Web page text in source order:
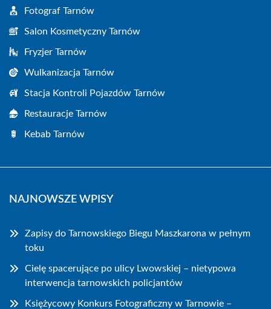
Fotograf Tarnów
Salon Kosmetyczny Tarnów
Fryzjer Tarnów
Wulkanizacja Tarnów
Stacja Kontroli Pojazdów Tarnów
Restauracje Tarnów
Kebab Tarnów
NAJNOWSZE WPISY
Zapisy do Tarnowskiego Biegu Maszkarona w pełnym
toku
Cielę spacerujące po ulicy Lwowskiej – nietypowa
interwencja tarnowskich policjantów
Księżycowy Konkurs Fotograficzny w Tarnowie –